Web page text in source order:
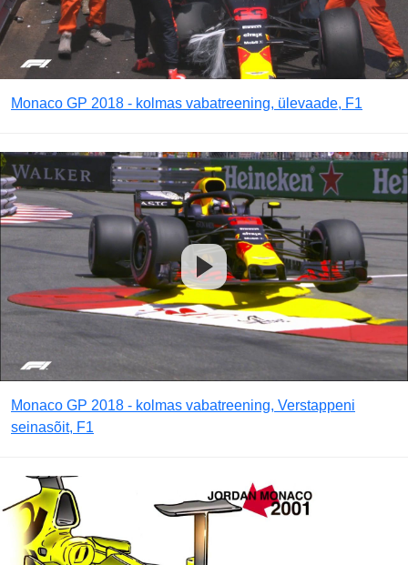
Monaco GP 2018 - kolmas vabatreening, ülevaade, F1
Monaco GP 2018 - kolmas vabatreening, Verstappeni
seinasõit, F1